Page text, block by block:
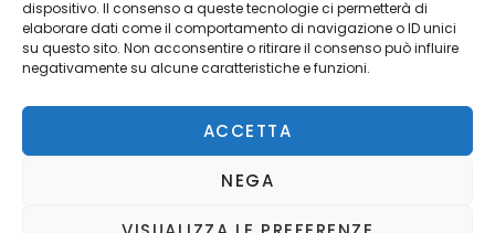
dispositivo. Il consenso a queste tecnologie ci permetterà di
elaborare dati come il comportamento di navigazione o ID unici
su questo sito. Non acconsentire o ritirare il consenso può influire
negativamente su alcune caratteristiche e funzioni.
ACCETTA
NEGA